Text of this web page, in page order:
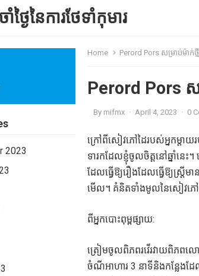
ថ្ងៃនៃការថែទាំកុមារ
Home Perord Pors សម្រាប់ម៉ាក់ថ្មី
Perord Pors ស
By mifmx · April 4, 2023 · 0
ក្រៅពីសៀវភៅដៃរបស់អ្នកម្តា
ទារកដែលខ្ញុំចូលចិត្តនៅឆ្នាំនេ
ដែលធ្វើឱ្យរឿងដែលធ្វើឱ្យស្ត្
មើល។ គំនិតទាំងមូលនៃសៀវភៅគឺគ្
ពីអ្នកបោះពុម្ពផ្សាយ:
ត្រៀមចូលពិភពរវើរវាយពិភពល
ចំណីអាហារ 3 នាទីនិងកន្លែងដ
2023